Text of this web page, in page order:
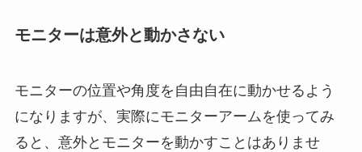
モニターは意外と動かさない
モニターの位置や角度を自由自在に動かせるよう
になりますが、実際にモニターアームを使ってみ
ると、意外とモニターを動かすことはありませ